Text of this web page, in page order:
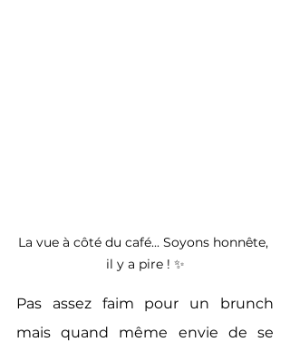
La vue à côté du café... Soyons honnête,
il y a pire ! ✨
Pas assez faim pour un brunch
mais quand même envie de se